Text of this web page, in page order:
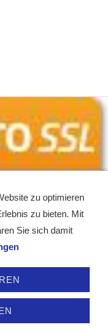
Widerrufsrecht
Hilfe
zu optimieren
zu bieten. Mit
Sie sich damit